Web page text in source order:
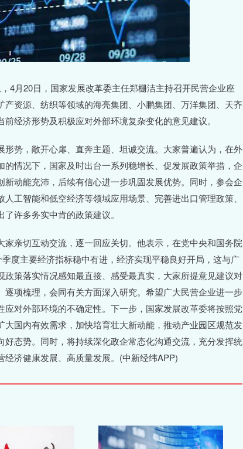
月20日，国家发展改革委主任郑栅洁主持召开民营企业座
资源、纺织等领域的海亮集团、小鹏集团、万洋集团、天齐
经济形势及积极应对外部环境复杂变化的意见建议。
，敞开心扉、直奔主题、坦诚交流。大家普遍认为，在外
情况下，国家及时出台一系列稳增长、促发展政策举措，企
动能充沛，后续有信心进一步巩固发展优势。同时，参会企
工智能和低空经济等领域应用场景、完善进出口管理政策、
许多务实中肯的政策建议。
切互动交流，逐一回应关切。他表示，在党中央和国务院
度主要经济指标稳中有进，经济实现平稳良好开局，这与广
策落实情况感知最直接、感受最真实，大家所提意见建议对
项梳理，会同有关方面深入研究。希望广大民营企业进一步
对外部环境的不确定性。下一步，国家发展改革委将按照党
国内有效需求，加快培育壮大新动能，推动产业园区规范发
态势。同时，将持续深化政企常态化沟通交流，充分发挥统
济健康发展、高质量发展。(中新经纬APP)